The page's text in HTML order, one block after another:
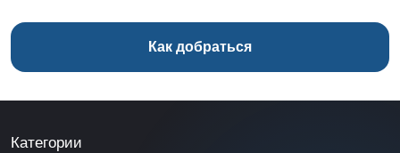
Как добраться
Категории